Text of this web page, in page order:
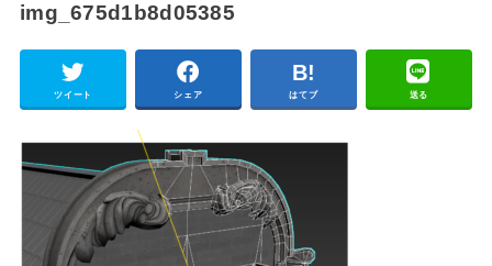
img_675d1b8d05385
ツイート シェア はてブ 送る